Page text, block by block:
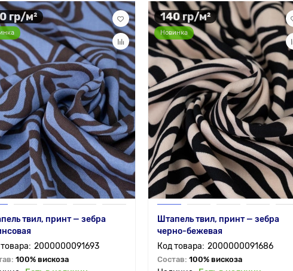
гр/м²
твил, принт — зебра
2000000091693
100% вискоза
140 гр/м²
Новинка
Штапель твил, принт — зебра
черно-бежевая
2000000091686
Состав: 100% вискоза